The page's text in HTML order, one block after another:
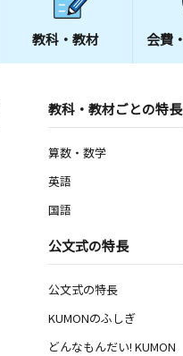
教科・教材 会費・
教科・教材ごとの特長
算数・数学
英語
国語
公文式の特長
公文式の特長
KUMONのふしぎ
どんなもんだい! KUMON